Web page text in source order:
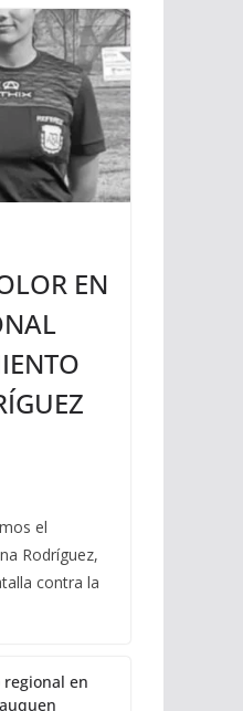
EN
el
Rodríguez,
contra la
regional en